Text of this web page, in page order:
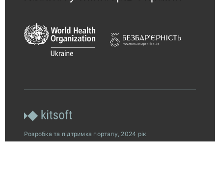
Розробка та підтримка порталу, 2024 рік